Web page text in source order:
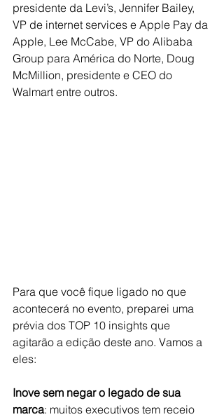
presidente da Levi’s, Jennifer Bailey,
VP de internet services e Apple Pay da
Apple, Lee McCabe, VP do Alibaba
Group para América do Norte, Doug
McMillion, presidente e CEO do
Walmart entre outros.
Para que você fique ligado no que
acontecerá no evento, preparei uma
prévia dos TOP 10 insights que
agitarão a edição deste ano. Vamos a
eles:
Inove sem negar o legado de sua
marca: muitos executivos tem receio